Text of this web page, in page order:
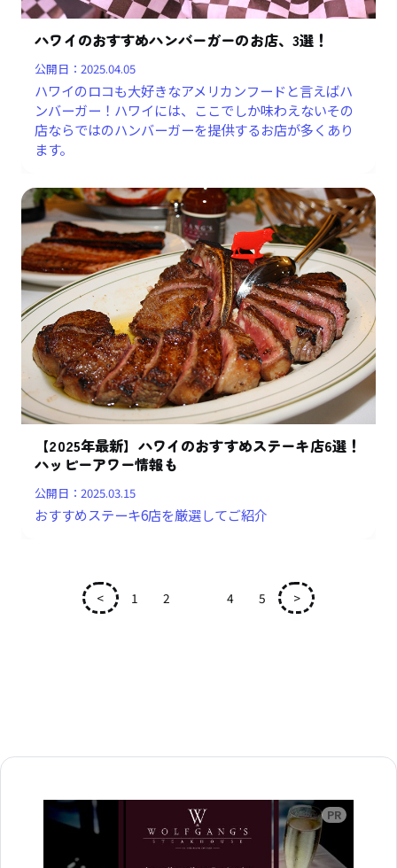
ハワイのおすすめハンバーガーのお店、3選！
公開日：2025.04.05
ハワイのロコも大好きなアメリカンフードと言えばハ
ンバーガー！ハワイには、ここでしか味わえないその
店ならではのハンバーガーを提供するお店が多くあり
ます。
【2025年最新】ハワイのおすすめステーキ店6選！
ハッピーアワー情報も
公開日：2025.03.15
おすすめステーキ6店を厳選してご紹介
< 1 2 4 5 >
広告